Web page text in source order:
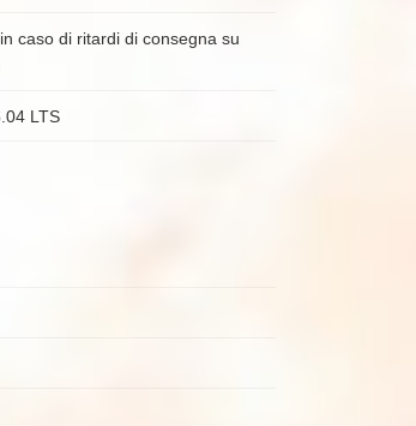
caso di ritardi di consegna su
LTS